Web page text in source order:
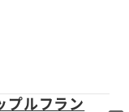
プルフラン